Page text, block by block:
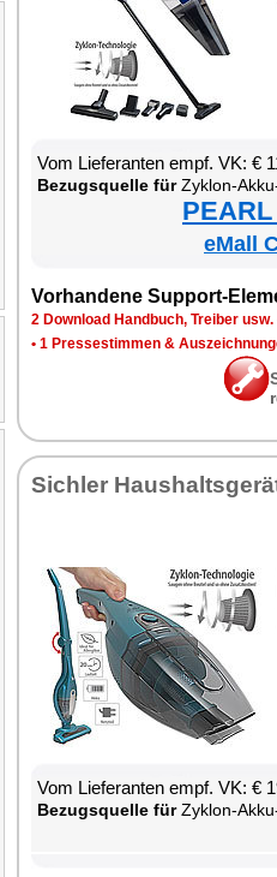
Vom Lie­fe­ran­ten empf. VK: €
Be­zugs­quel­le fürZy­klon-Ak­ku-Hand- &
eMall
Vor­han­de­ne Sup­port-
2 Down­load Hand­buch, Trei­ber usw.
• 1 Pres­se­stim­men &
Sich­ler
Vom Lie­fe­ran­ten empf. VK: €
Be­zugs­quel­le fürZy­klon-Ak­ku-Hand- &